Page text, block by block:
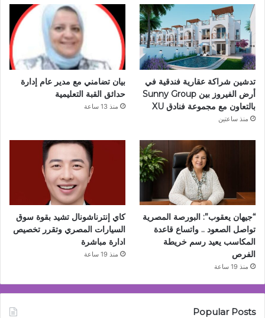
تدشين شراكة عقارية فندقية في
أرض الفيروز بين Sunny Group
بالتعاون مع مجموعة فنادق XU
منذ ساعتين
بيان تضامني مع مدير عام إدارة
حدائق القبة التعليمية
منذ 13 ساعة
“جيهان يعقوب”: البورصة المصرية
تواصل الصعود .. واتساع قاعدة
المكاسب يعيد رسم خريطة
الفرص
منذ 19 ساعة
كاي إنترناشونال تشيد بقوة سوق
السيارات المصري وتقرر تخصيص
ادارة مباشرة
منذ 19 ساعة
Popular Posts